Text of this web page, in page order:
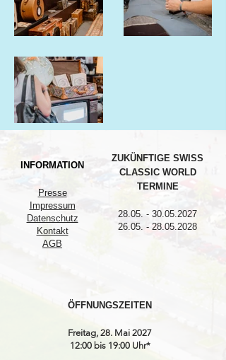
INFORMATION
Presse
Impressum
Datenschutz
Kontakt
AGB
ZUKÜNFTIGE SWISS
CLASSIC WORLD
TERMINE
28.05. - 30.05.2027
26.05. - 28.05.2028
ÖFFNUNGSZEITEN
Freitag, 28. Mai 2027
12:00 bis 19:00 Uhr*